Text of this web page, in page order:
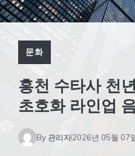
문화
홍천 수타사 천
초호화 라인업
By 관리자2026년 05월 07